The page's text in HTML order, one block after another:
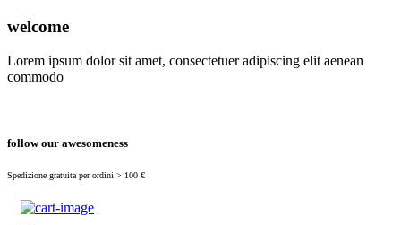
welcome
Lorem ipsum dolor sit amet, consectetuer adipiscing elit aenean
commodo
follow our awesomeness
Spedizione gratuita per ordini > 100 €